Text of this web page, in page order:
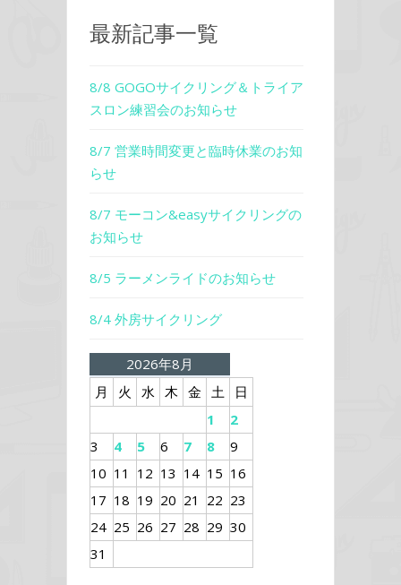
最新記事一覧
8/8 GOGOサイクリング＆トライア
スロン練習会のお知らせ
8/7 営業時間変更と臨時休業のお知
らせ
8/7 モーコン&easyサイクリングの
お知らせ
8/5 ラーメンライドのお知らせ
8/4 外房サイクリング
2026年8月
月
火 水 木 金 土
日
1
2
3
4 5 6 7 8
9
10 11 12 13 14 15 16
17 18 19 20 21 22 23
24 25 26 27 28 29 30
31